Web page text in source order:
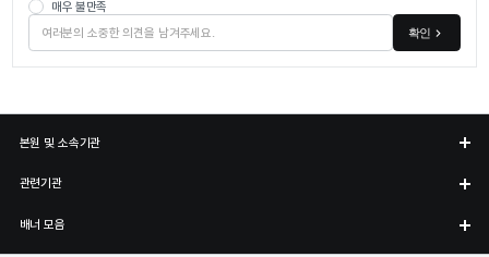
매우 불만족
확인
본원 및 소속기관
관련기관
배너 모음